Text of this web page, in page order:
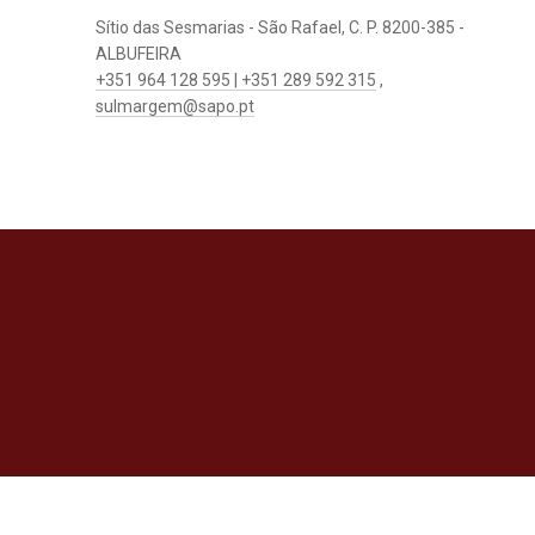
Sítio das Sesmarias - São Rafael, C. P. 8200-385 -
ALBUFEIRA
+351 964 128 595 | +351 289 592 315 ,
sulmargem@sapo.pt